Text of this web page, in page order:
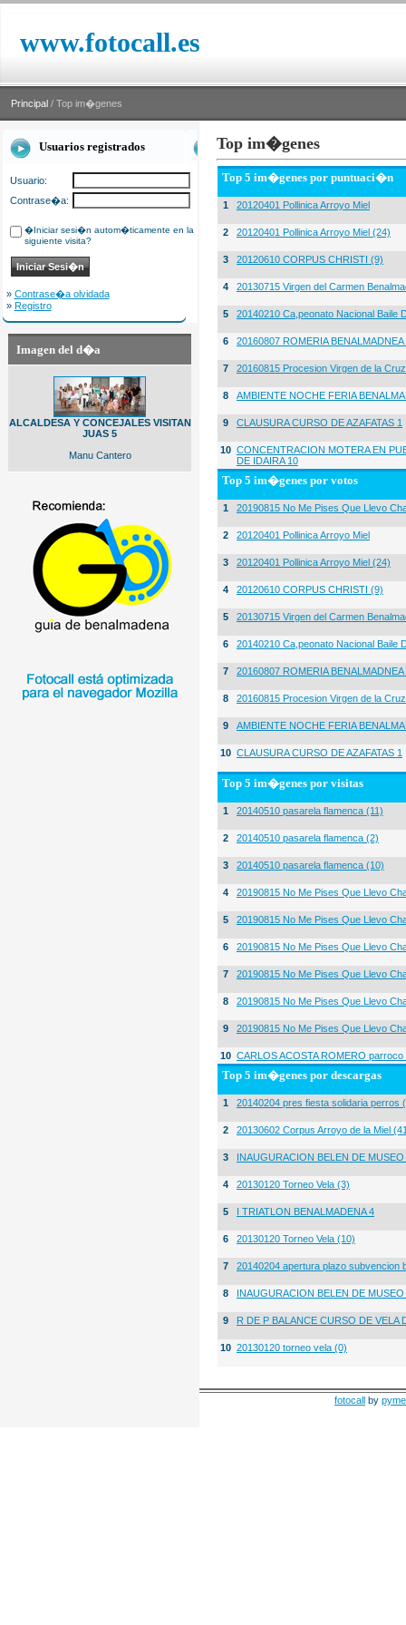
www.fotocall.es
Principal / Top im�genes
Usuarios registrados
Usuario:
Contrase�a:
�Iniciar sesi�n autom�ticamente en la
siguiente visita?
» Contrase�a olvidada
» Registro
Imagen del d�a
ALCALDESA Y CONCEJALES VISITAN
JUAS 5
Manu Cantero
Top im�genes
Top 5 im�genes por puntuaci�n
1 20120401 Pollinica Arroyo Miel
2 20120401 Pollinica Arroyo Miel (24)
3 20120610 CORPUS CHRISTI (9)
4 20130715 Virgen del Carmen
5 20140210 Ca,peonato Nacional Baile
6 20160807 ROMERIA
7 20160815 Procesion Virgen de la
8 AMBIENTE NOCHE FERIA
9 CLAUSURA CURSO DE AZAFATAS 1
10 CONCENTRACION MOTERA EN
DE IDAIRA 10
Top 5 im�genes por votos
1 20190815 No Me Pises Que Llevo
2 20120401 Pollinica Arroyo Miel
3 20120401 Pollinica Arroyo Miel (24)
4 20120610 CORPUS CHRISTI (9)
5 20130715 Virgen del Carmen
6 20140210 Ca,peonato Nacional Baile
7 20160807 ROMERIA
8 20160815 Procesion Virgen de la
9 AMBIENTE NOCHE FERIA
10 CLAUSURA CURSO DE AZAFATAS 1
Top 5 im�genes por visitas
1 20140510 pasarela flamenca (11)
2 20140510 pasarela flamenca (2)
3 20140510 pasarela flamenca (10)
4 20190815 No Me Pises Que Llevo
5 20190815 No Me Pises Que Llevo
6 20190815 No Me Pises Que Llevo
7 20190815 No Me Pises Que Llevo
8 20190815 No Me Pises Que Llevo
9 20190815 No Me Pises Que Llevo
10 CARLOS ACOSTA ROMERO
Top 5 im�genes por descargas
1 20140204 pres fiesta solidaria perros
2 20130602 Corpus Arroyo de la Miel
3 INAUGURACION BELEN DE
4 20130120 Torneo Vela (3)
5 I TRIATLON BENALMADENA 4
6 20130120 Torneo Vela (10)
7 20140204 apertura plazo subvencion
8 INAUGURACION BELEN DE
9 R DE P BALANCE CURSO DE VELA
10 20130120 torneo vela (0)
fotocall by